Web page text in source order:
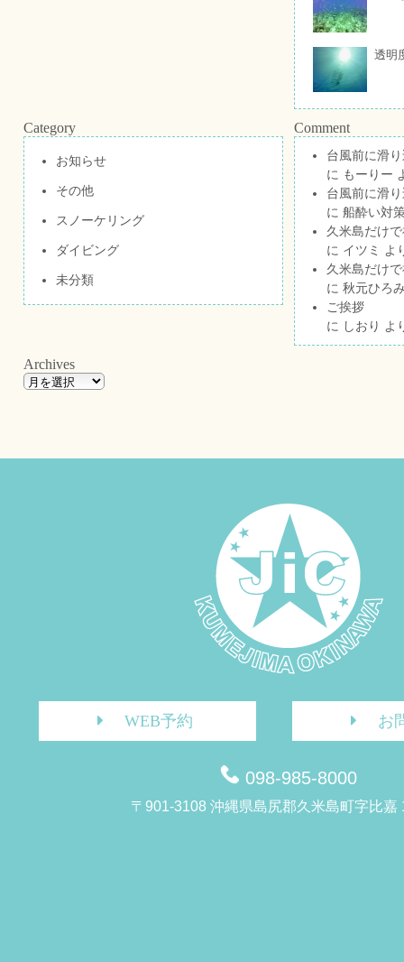
透明
Category
お知らせ
その他
スノーケリング
ダイビング
未分類
Comment
台風前に滑
に もーりー
台風前に滑
に 船酔い対
久米島だけ
に イツミ よ
久米島だけ
に 秋元ひろ
ご挨拶
に しおり よ
Archives
WEB予約 お
098-985-8000
〒901-3108 沖縄県島尻郡久米島町字比嘉